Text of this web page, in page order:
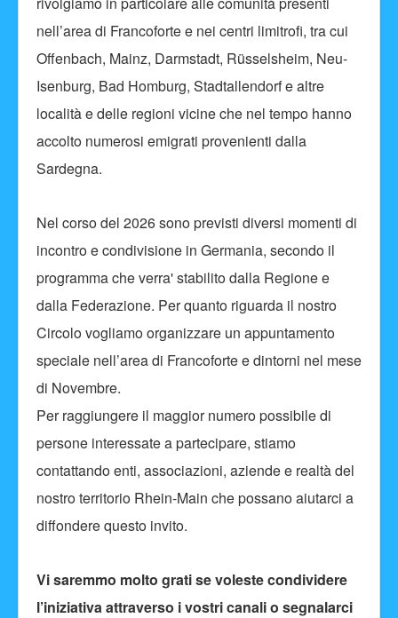
nell’area di Francoforte e nei centri limitrofi, tra cui
Offenbach, Mainz, Darmstadt, Rüsselsheim, Neu-
Isenburg, Bad Homburg, Stadtallendorf e altre
località e delle regioni vicine che nel tempo hanno
accolto numerosi emigrati provenienti dalla
Sardegna.
Nel corso del 2026 sono previsti diversi momenti di
incontro e condivisione in Germania, secondo il
programma che verra' stabilito dalla Regione e
dalla Federazione. Per quanto riguarda il nostro
Circolo vogliamo organizzare un appuntamento
speciale nell’area di Francoforte e dintorni nel mese
di Novembre.
Per raggiungere il maggior numero possibile di
persone interessate a partecipare, stiamo
contattando enti, associazioni, aziende e realtà del
nostro territorio Rhein-Main che possano aiutarci a
diffondere questo invito.
Vi saremmo molto grati se voleste condividere
l’iniziativa attraverso i vostri canali o segnalarci